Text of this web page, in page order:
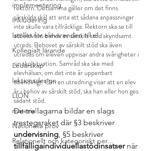
implementering
Inkludering
Istället för elevärenden till el...
Kollegialt lärande
Ledarskap
lektionsdesign
LION
material
Nationella prov
Relationellt och kategoriskt per...
rektorn. Detsamma gäller om det finns
särskilda skäl att anta att sådana anpassningar
inte skulle vara tillräckliga. Rektorn ska se till
att elevens behov av särskilt stöd skyndsamt
utreds. Behovet av särskilt stöd ska även
utredas om eleven uppvisar andra svårigheter i
sin skolsituation. Samråd ska ske med
elevhälsan, om det inte är uppenbart
obehövligt. Om en utredning visar att en elev
är i behov av särskilt stöd, ska han eller hon ges
sådant stöd.
De tre lagarna bildar en slags
trestegsraket där §3 beskriver
undervisning, §5 beskriver
tillfälligaindividuellastödinsatser när